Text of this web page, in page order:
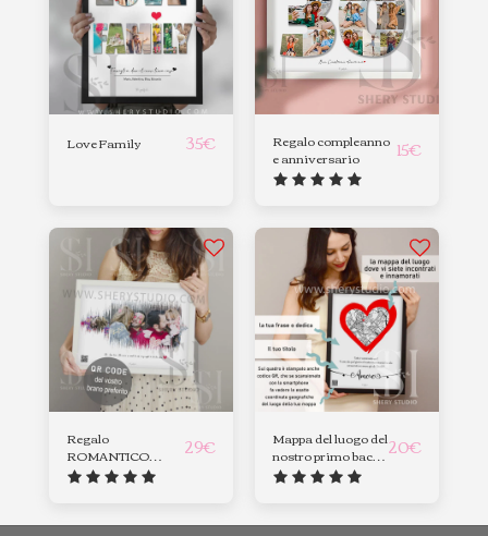
Love Family 35€
Regalo compleanno
e anniversario
15€
Regalo
ROMANTICO
Onda sonora
29€
Mappa del luogo del
nostro primo bacio
, primo incontro
20€